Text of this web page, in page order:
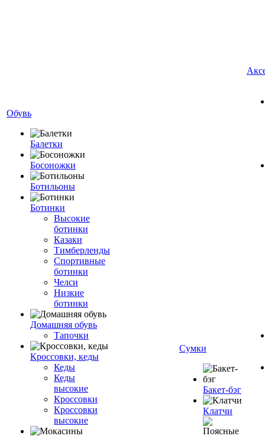
Обувь
Балетки
Босоножки
Ботильоны
Ботинки
Высокие
ботинки
Казаки
Тимберленды
Спортивные
ботинки
Челси
Низкие
ботинки
Домашняя обувь
Тапочки
Кроссовки, кеды
Кеды
Кеды
высокие
Кроссовки
Кроссовки
высокие
Сумки
Бакет-бэг
Клатчи